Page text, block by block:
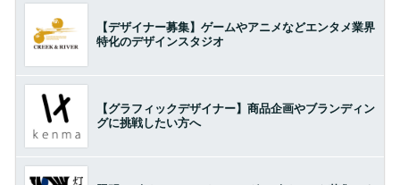
【デザイナー募集】ゲームやアニメなどエンタメ業界
特化のデザインスタジオ
【グラフィックデザイナー】商品企画やブランディン
グに挑戦したい方へ